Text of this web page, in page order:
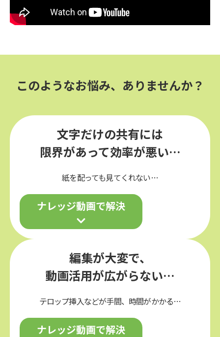
このようなお悩み、ありませんか？
文字だけの共有には
限界があって効率が悪い…
紙を配っても見てくれない…
ナレッジ動画で解決
編集が大変で、
動画活用が広がらない…
テロップ挿入などが手間、時間がかかる…
ナレッジ動画で解決